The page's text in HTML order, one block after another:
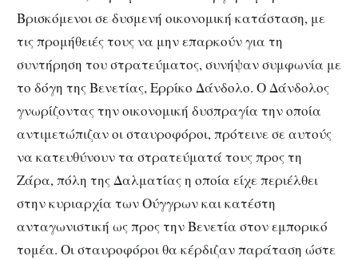
Βρισκόμενοι σε δυσμενή οικονομική κατάσταση, με
τις προμήθειές τους να μην επαρκούν για τη
συντήρηση του στρατεύματος, συνήψαν συμφωνία με
το δόγη της Βενετίας, Ερρίκο Δάνδολο. Ο Δάνδολος
γνωρίζοντας την οικονομική δυσπραγία την οποία
αντιμετώπιζαν οι σταυροφόροι, πρότεινε σε αυτούς
να κατευθύνουν τα στρατεύματά τους προς τη
Ζάρα, πόλη της Δαλματίας η οποία είχε περιέλθει
στην κυριαρχία των Ούγγρων και κατέστη
ανταγωνιστική ως προς την Βενετία στον εμπορικό
τομέα. Οι σταυροφόροι θα κέρδιζαν παράταση ώστε